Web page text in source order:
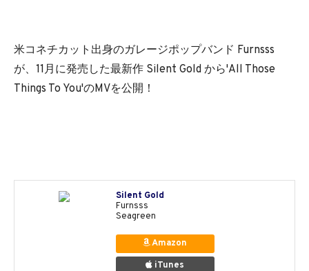
米コネチカット出身のガレージポップバンド Furnsss
が、11月に発売した最新作 Silent Gold から'All Those
Things To You'のMVを公開！
Silent Gold
Furnsss
Seagreen
Amazon
iTunes